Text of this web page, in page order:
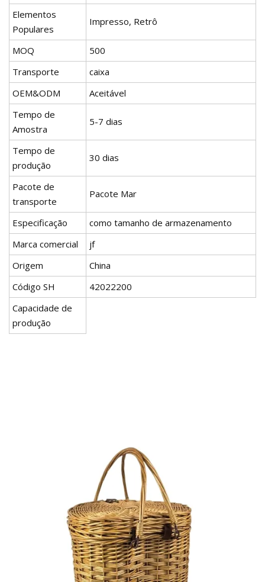
Elementos
Populares
Impresso, Retrô
MOQ
500
Transporte
caixa
OEM&ODM
Aceitável
Tempo de
Amostra
5-7 dias
Tempo de
produção
30 dias
Pacote de
transporte
Pacote Mar
Especificação
como tamanho de armazenamento
Marca comercial
jf
Origem
China
Código SH
42022200
Capacidade de
produção